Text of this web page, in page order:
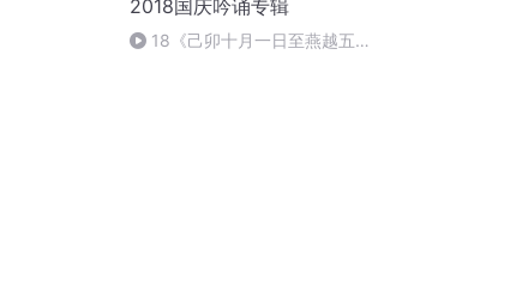
2018国庆吟诵专辑
18《己卯十月一日至燕越五